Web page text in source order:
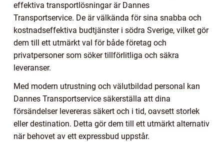
effektiva transportlösningar är Dannes
Transportservice. De är välkända för sina snabba och
kostnadseffektiva budtjänster i södra Sverige, vilket gör
dem till ett utmärkt val för både företag och
privatpersoner som söker tillförlitliga och säkra
leveranser.
Med modern utrustning och välutbildad personal kan
Dannes Transportservice säkerställa att dina
försändelser levereras säkert och i tid, oavsett storlek
eller destination. Detta gör dem till ett utmärkt alternativ
när behovet av ett expressbud uppstår.